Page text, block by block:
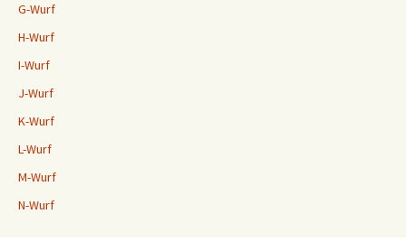
G-Wurf
H-Wurf
I-Wurf
J-Wurf
K-Wurf
L-Wurf
M-Wurf
N-Wurf